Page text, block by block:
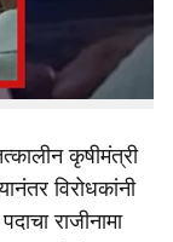
वेळी मोबाईल
पडल्याची अनेक
कृषीमंत्री
विरोधकांनी
राजीनामा